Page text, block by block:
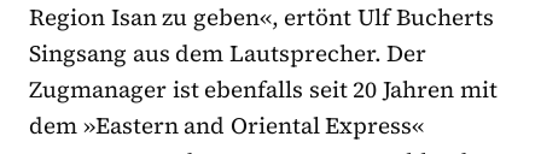
Region Isan zu geben«, ertönt Ulf Bucherts
Singsang aus dem Lautsprecher. Der
Zugmanager ist ebenfalls seit 20 Jahren mit
dem »Eastern and Oriental Express«